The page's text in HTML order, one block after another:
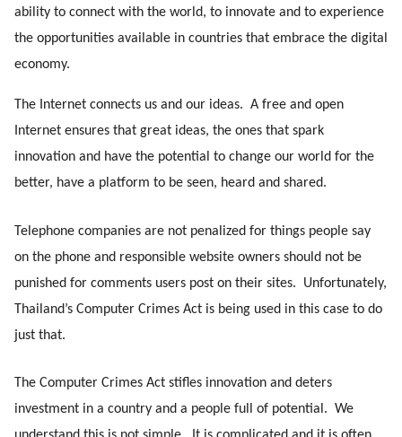
ability to connect with the world, to innovate and to experience
the opportunities available in countries that embrace the digital
economy.
The Internet connects us and our ideas.  A free and open
Internet ensures that great ideas, the ones that spark
innovation and have the potential to change our world for the
better, have a platform to be seen, heard and shared.
Telephone companies are not penalized for things people say
on the phone and responsible website owners should not be
punished for comments users post on their sites.  Unfortunately,
Thailand’s Computer Crimes Act is being used in this case to do
just that.
The Computer Crimes Act stifles innovation and deters
investment in a country and a people full of potential.  We